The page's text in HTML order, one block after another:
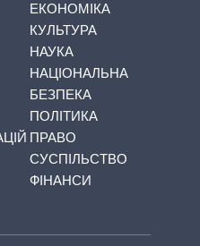
ЕКОНОМІКА
КУЛЬТУРА
НАУКА
НАЦІОНАЛЬНА
БЕЗПЕКА
ПОЛІТИКА
ПРАВО
СУСПІЛЬСТВО
ФІНАНСИ